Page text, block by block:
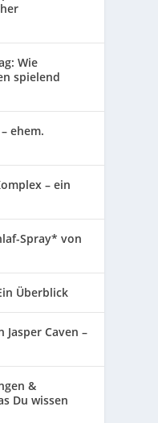
Wie
spielend
ehem.
– ein
Spray* von
Überblick
Jasper Caven –
&
Du wissen